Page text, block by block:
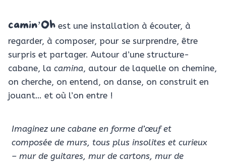
camin’Oh est une installation à écouter, à
regarder, à composer, pour se surprendre, être
surpris et partager. Autour d’une structure-
cabane, la camina, autour de laquelle on chemine,
on cherche, on entend, on danse, on construit en
jouant… et où l’on entre !
Imaginez une cabane en forme d’œuf et
composée de murs, tous plus insolites et curieux
– mur de guitares, mur de cartons, mur de